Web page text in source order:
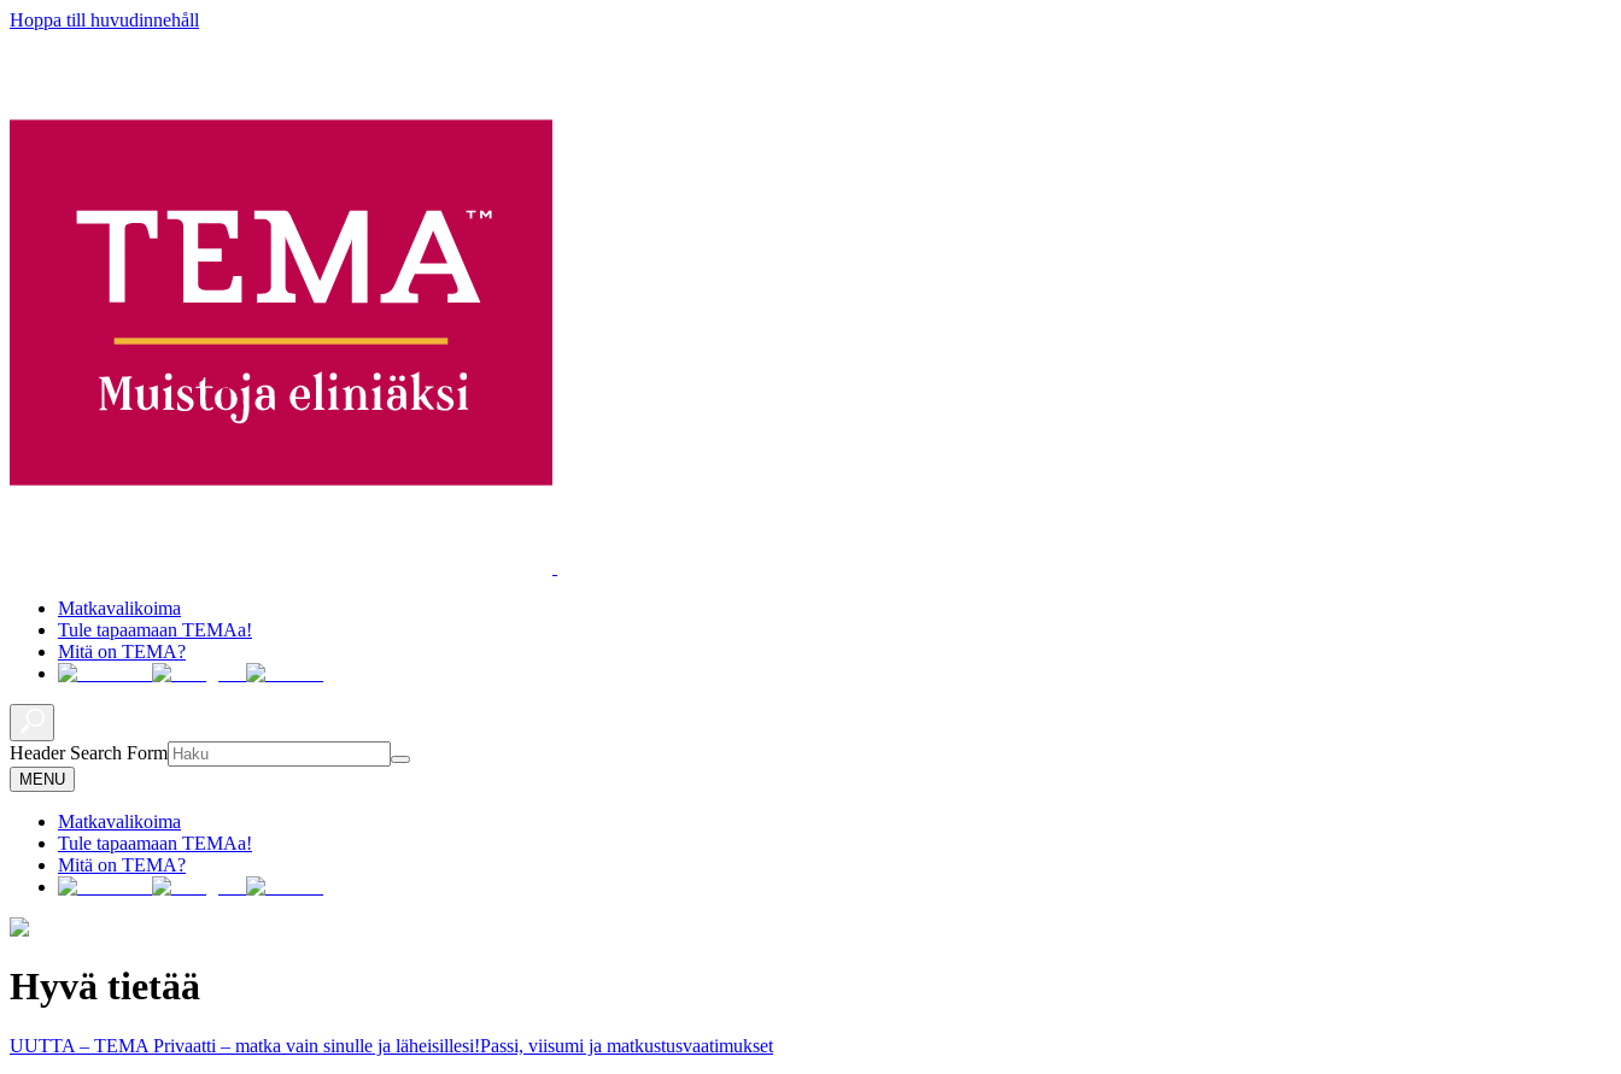
Hoppa till huvudinnehåll
Matkavalikoima
Tule tapaamaan TEMAa!
Mitä on TEMA?
Header Search Form
MENU
Matkavalikoima
Tule tapaamaan TEMAa!
Mitä on TEMA?
Hyvä tietää
UUTTA – TEMA Privaatti – matka vain sinulle ja läheisillesi!Passi, viisumi ja matkustusvaatimukset